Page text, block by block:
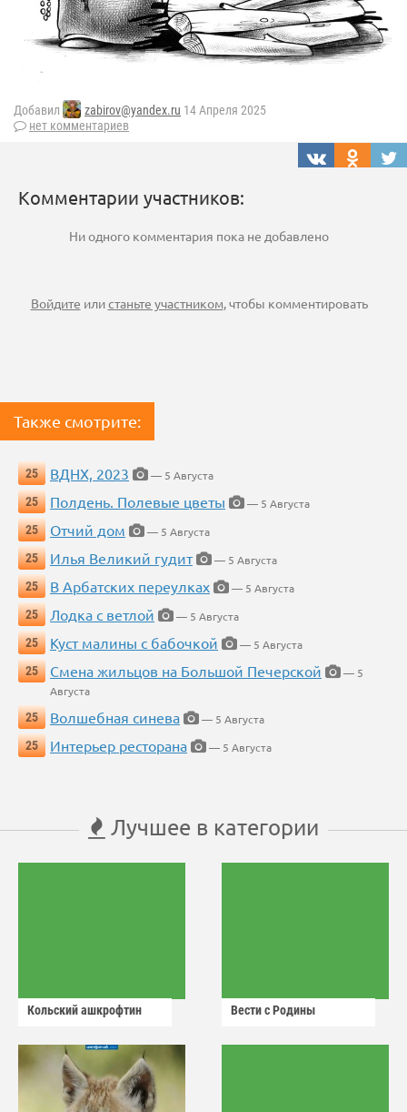
Добавил zabirov@yandex.ru 14 Апреля 2025
нет комментариев
Комментарии участников:
Ни одного комментария пока не добавлено
Войдите илистаньте участником, чтобы комментировать
Также смотрите:
25 ВДНХ, 2023
— 5 Августа
25
Полдень. Полевые цветы
— 5 Августа
25
Отчий дом
— 5 Августа
25
Илья Великий гудит
— 5 Августа
25
В Арбатских переулках
— 5 Августа
25
Лодка с ветлой
— 5 Августа
25
Куст малины с бабочкой
— 5 Августа
25
Смена жильцов на Большой Печерской
— 5
Августа
25
Волшебная синева
— 5 Августа
25
Интерьер ресторана — 5 Августа
Лучшее в категории
Кольский ашкрофтин Вести с Родины